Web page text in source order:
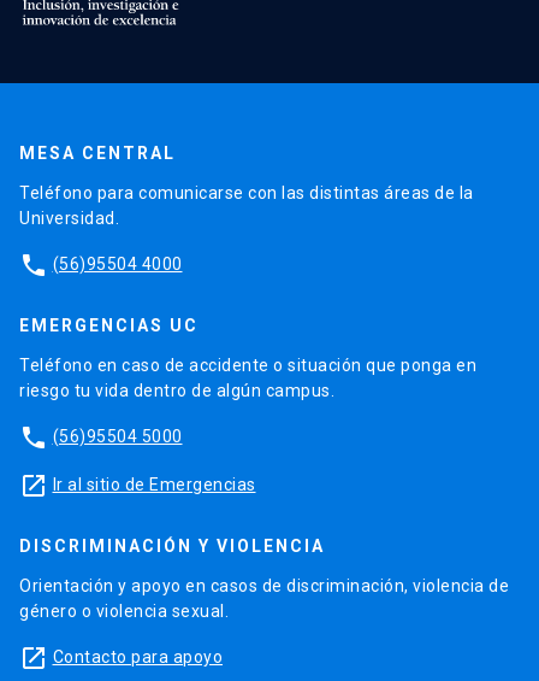
MESA CENTRAL
Teléfono para comunicarse con las distintas áreas de la
Universidad.
phone (56)95504 4000
EMERGENCIAS UC
Teléfono en caso de accidente o situación que ponga en
riesgo tu vida dentro de algún campus.
phone (56)95504 5000
launch Ir al sitio de Emergencias
DISCRIMINACIÓN Y VIOLENCIA
Orientación y apoyo en casos de discriminación, violencia de
género o violencia sexual.
launch Contacto para apoyo